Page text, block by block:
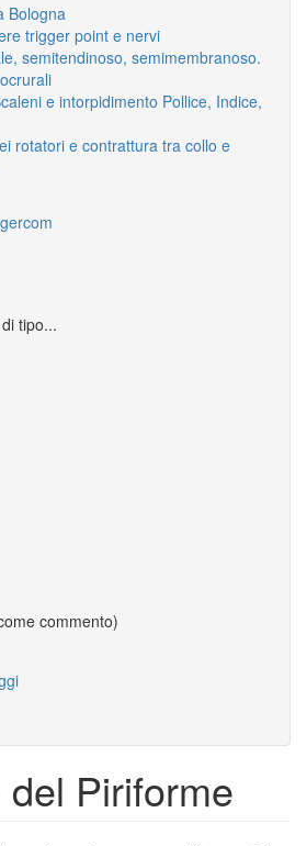
Bologna
trigger point e nervi
semitendinoso, semimembranoso.
e intorpidimento Pollice, Indice,
rotatori e contrattura tra collo e
tipo...
commento)
Piriforme